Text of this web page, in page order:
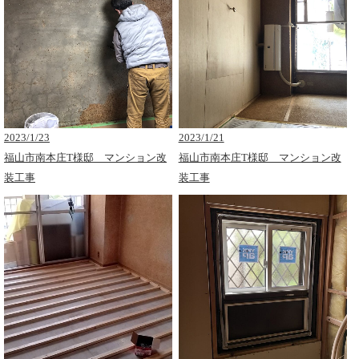
2023/1/23
福山市南本庄T様邸 マンション改
装工事
2023/1/21
福山市南本庄T様邸 マンション改
装工事